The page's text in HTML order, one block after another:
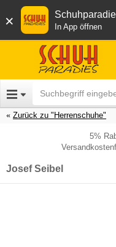
× In App öffnen
Zurück zu "Herrenschuhe"
5%
Josef Seibel